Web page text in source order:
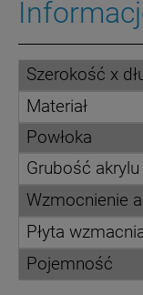
Szerokość x
Materiał
Powłoka
Grubość akrylu
Wzmocnienie
Płyta
Pojemność